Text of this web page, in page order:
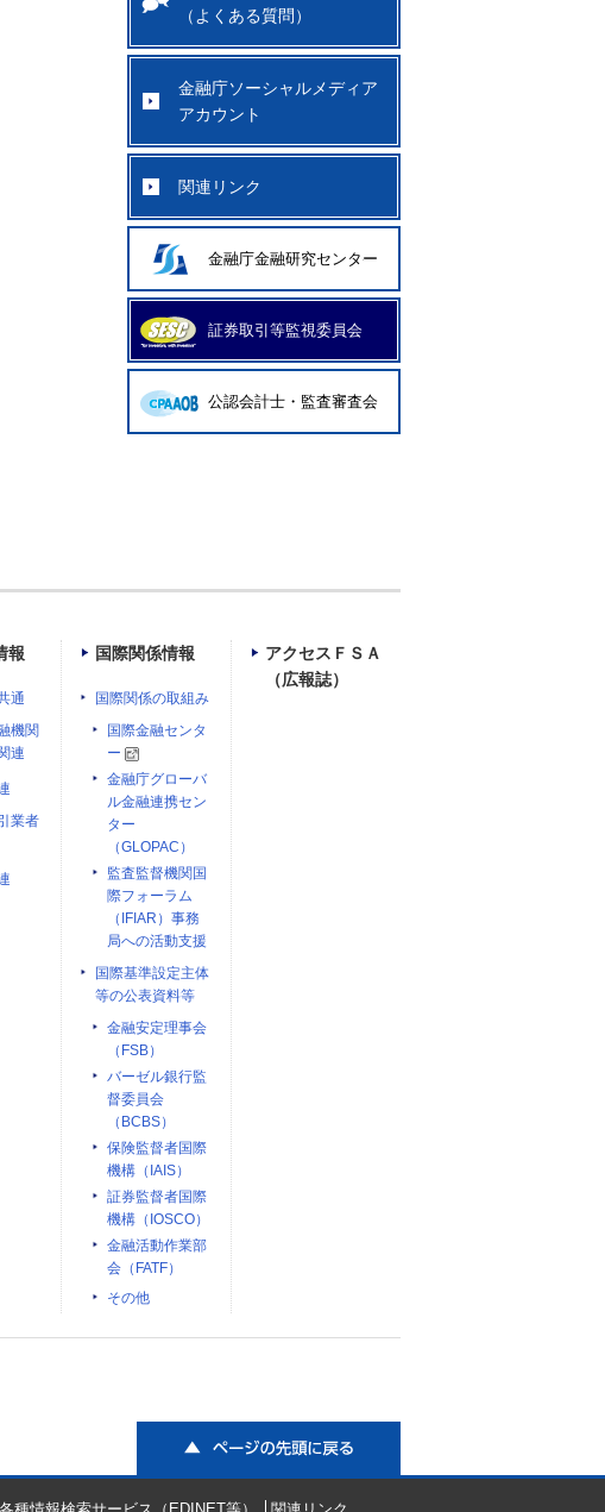
（よくある質問）
金融庁ソーシャルメディア
アカウント
関連リンク
金融庁金融研究センター
証券取引等監視委員会
公認会計士・監査審査会
報
通
機関
連
業者
国際関係情報
国際関係の取組み
国際金融センタ
ー
金融庁グローバ
ル金融連携セン
ター
（GLOPAC）
監査監督機関国
際フォーラム
（IFIAR）事務
局への活動支援
国際基準設定主体
等の公表資料等
金融安定理事会
（FSB）
バーゼル銀行監
督委員会
（BCBS）
保険監督者国際
機構（IAIS）
証券監督者国際
機構（IOSCO）
金融活動作業部
会（FATF）
その他
アクセスＦＳＡ
（広報誌）